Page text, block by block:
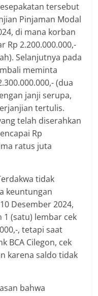
tersebut
Pinjaman Modal
di mana korban
Rp 2.200.000.000,-
Selanjutnya pada
meminta
(dua
janji serupa,
tertulis.
telah diserahkan
Rp
ratus juta
tidak
keuntungan
Desember 2024,
1 (satu) lembar cek
, tetapi saat
BCA Cilegon, cek
karena saldo tidak
bahwa